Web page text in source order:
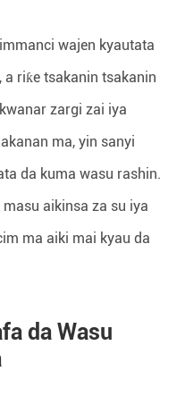
wajen kyautata
riƙe tsakanin tsakanin
zargi zai iya
ma, yin sanyi
da kuma wasu rashin.
aikinsa za su iya
ma aiki mai kyau da
da Wasu